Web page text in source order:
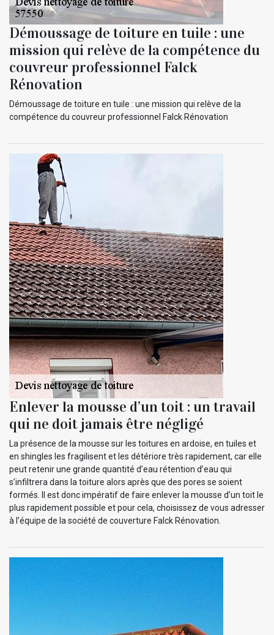
Démoussage de toiture en tuile : une
mission qui relève de la compétence du
couvreur professionnel Falck
Rénovation
Démoussage de toiture en tuile : une mission qui relève de la
compétence du couvreur professionnel Falck Rénovation
Enlever la mousse d’un toit : un travail
qui ne doit jamais être négligé
La présence de la mousse sur les toitures en ardoise, en tuiles et
en shingles les fragilisent et les détériore très rapidement, car elle
peut retenir une grande quantité d’eau rétention d’eau qui
s’infiltrera dans la toiture alors après que des pores se soient
formés. Il est donc impératif de faire enlever la mousse d’un toit le
plus rapidement possible et pour cela, choisissez de vous adresser
à l’équipe de la société de couverture Falck Rénovation.